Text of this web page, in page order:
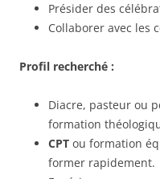
Présider des
Collaborer avec les
Profil recherché :
Diacre, pasteur ou
formation
CPT ou formation
former rapidement.